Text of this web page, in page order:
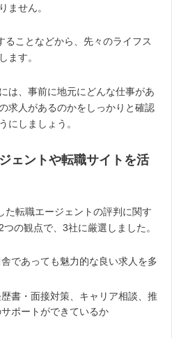
ません。
ることなどから、先々のライフス
ます。
は、事前に地元にどんな仕事があ
求人があるのかをしっかりと確認
にしましょう。
ェントや転職サイトを活
た転職エージェントの評判に関す
の観点で、3社に厳選しました。
舎であっても魅力的な良い求人を多
歴書・面接対策、キャリア相談、推
ポートができているか